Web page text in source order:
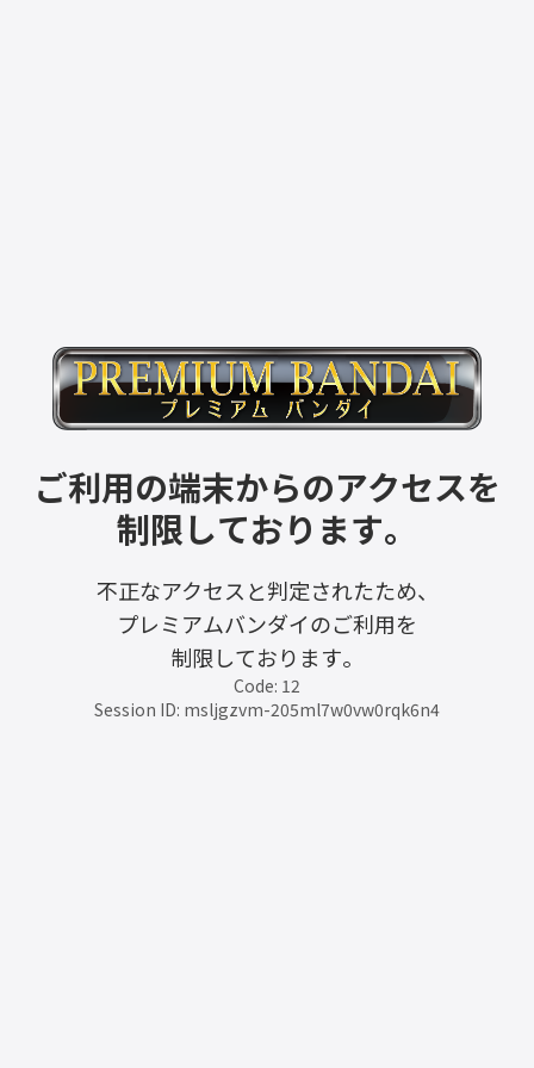
ご利用の端末からのアクセスを
制限しております。
不正なアクセスと判定されたため、
プレミアムバンダイのご利用を
制限しております。
Code: 12
Session ID: msljgzvm-205ml7w0vw0rqk6n4